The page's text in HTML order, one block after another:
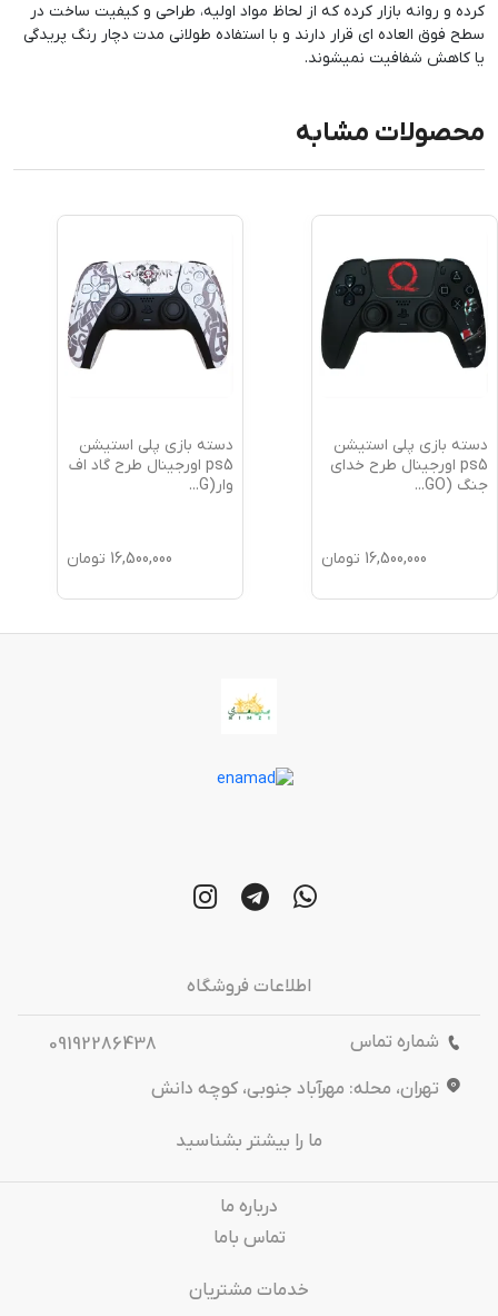
کرده و روانه بازار کرده که از لحاظ مواد اولیه، طراحی و کیفیت ساخت در
سطح فوق العاده ای قرار دارند و با استفاده طولانی مدت دچار رنگ پریدگی
یا کاهش شفافیت نمیشوند.
محصولات مشابه
دسته بازی پلی استیشن
ps5 اورجینال طرح خدای
جنگ (GO
...
16,500,000 تومان
دسته بازی پلی استیشن
ps5 اورجینال طرح گاد اف
وار(G ...
16,500,000 تومان
اطلاعات فروشگاه
شماره تماس
09192286438
تهران، محله: مهرآباد جنوبی، کوچه دانش
ما را بیشتر بشناسید
درباره‌ ما
تماس باما
خدمات مشتریان